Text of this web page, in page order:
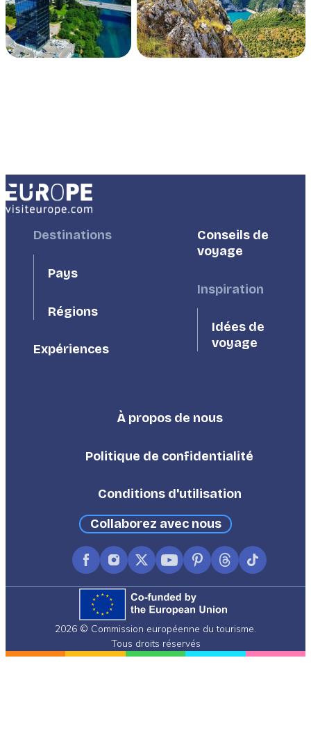
FooterDestinations
Pays
Régions
Expériences
Footer
Second
Conseils de
voyage
Inspiration
Idées de
voyage
Footer
À propos de nous
Politique de confidentialité
Conditions d'utilisation
Collaborez avec nous
FacebookInstagram
X
(formerly
Twitter)
YouTubePinterest
ThreadsTikTok
2026 © Commission européenne du tourisme.
Tous droits réservés